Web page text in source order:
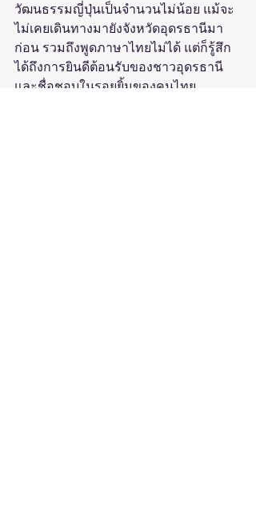
วัฒนธรรมญี่ปุ่นเป็นจำนวนไม่น้อย แม้จะ
ไม่เคยเดินทางมายังจังหวัดอุดรธานีมา
ก่อน รวมถึงพูดภาษาไทยไม่ได้ แต่ก็รู้สึก
ได้ถึงการยินดีต้อนรับของชาวอุดรธานี
และชื่อชอบในรอยยิ้มของคนไทย